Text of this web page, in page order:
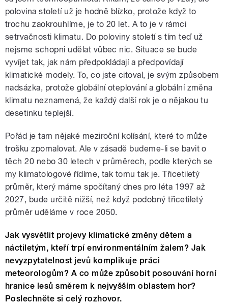
polovina století už je hodně blízko, protože když to
trochu zaokrouhlíme, je to 20 let. A to je v rámci
setrvačnosti klimatu. Do poloviny století s tím teď už
nejsme schopni udělat vůbec nic. Situace se bude
vyvíjet tak, jak nám předpokládají a předpovídají
klimatické modely. To, co jste citoval, je svým způsobem
nadsázka, protože globální oteplování a globální změna
klimatu neznamená, že každý další rok je o nějakou tu
desetinku teplejší.
Pořád je tam nějaké meziroční kolísání, které to může
trošku zpomalovat. Ale v zásadě budeme-li se bavit o
těch 20 nebo 30 letech v průměrech, podle kterých se
my klimatologové řídíme, tak tomu tak je. Třicetiletý
průměr, který máme spočítaný dnes pro léta 1997 až
2027, bude určitě nižší, než když podobný třicetiletý
průměr uděláme v roce 2050.
Jak vysvětlit projevy klimatické změny dětem a
náctiletým, kteří trpí environmentálním žalem? Jak
nevyzpytatelnost jevů komplikuje práci
meteorologům? A co může způsobit posouvání horní
hranice lesů směrem k nejvyšším oblastem hor?
Poslechněte si celý rozhovor.